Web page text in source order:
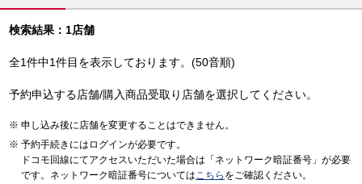
検索結果：1店舗
全1件中1件目を表示しております。(50音順)
予約申込する店舗/購入商品受取り店舗を選択してください。
申し込み後に店舗を変更することはできません。
予約手続きにはログインが必要です。
ドコモ回線にてアクセスいただいた場合は「ネットワーク暗証番号」が必要
です。ネットワーク暗証番号についてはこちら をご確認ください。